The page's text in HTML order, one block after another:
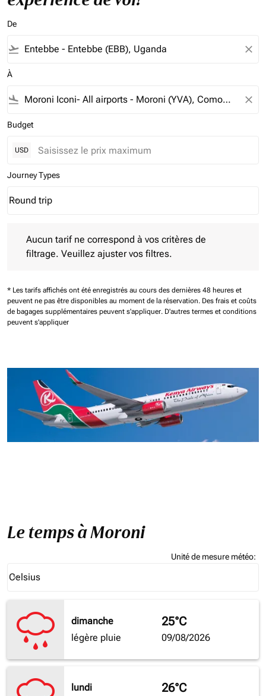
De
flight_takeoff close
À
flight_land close
Budget
USD
Journey Types
Journey Types option Round trip Selected
Round trip
keyboard_arrow_down
Aucun tarif ne correspond à vos critères de
filtrage. Veuillez ajuster vos filtres.
* Les tarifs affichés ont été enregistrés au cours des dernières 48 heures et
peuvent ne pas être disponibles au moment de la réservation. Des frais et coûts
de bagages supplémentaires peuvent s'appliquer. D'autres termes et conditions
peuvent s'appliquer
Le temps à Moroni
Unité de mesure météo:
Celsius
keyboard_arrow_down
dimanche
légère pluie
25°C
09/08/2026
lundi
26°C